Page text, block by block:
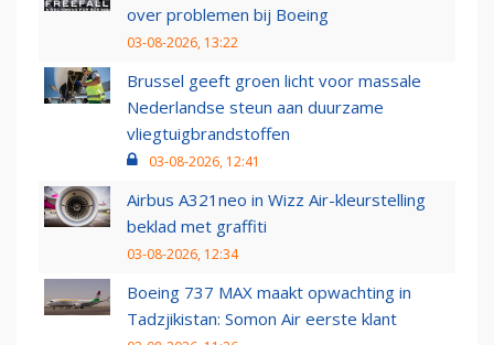
over problemen bij Boeing
03-08-2026, 13:22
Brussel geeft groen licht voor massale
Nederlandse steun aan duurzame
vliegtuigbrandstoffen
03-08-2026, 12:41
Airbus A321neo in Wizz Air-kleurstelling
beklad met graffiti
03-08-2026, 12:34
Boeing 737 MAX maakt opwachting in
Tadzjikistan: Somon Air eerste klant